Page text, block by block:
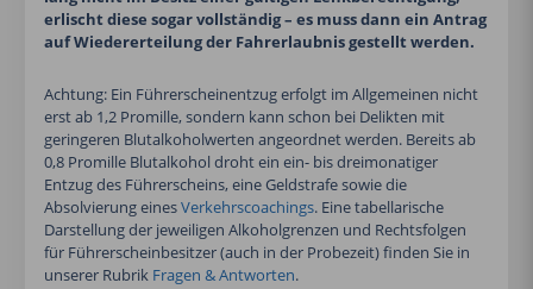
erlischt diese sogar vollständig – es muss dann ein Antrag
auf Wiedererteilung der Fahrerlaubnis gestellt werden.
Achtung: Ein Führerscheinentzug erfolgt im Allgemeinen nicht
erst ab 1,2 Promille, sondern kann schon bei Delikten mit
geringeren Blutalkoholwerten angeordnet werden. Bereits ab
0,8 Promille Blutalkohol droht ein ein- bis dreimonatiger
Entzug des Führerscheins, eine Geldstrafe sowie die
Absolvierung einesVerkehrscoachings. Eine tabellarische
Darstellung der jeweiligen Alkoholgrenzen und Rechtsfolgen
für Führerscheinbesitzer (auch in der Probezeit) finden Sie in
unserer Rubrik Fragen & Antworten.